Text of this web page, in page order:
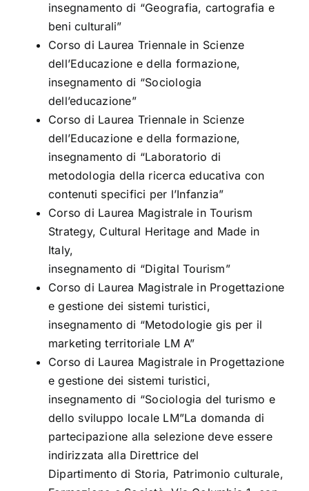
insegnamento di “Geografia, cartografia e
beni culturali”
Corso di Laurea Triennale in Scienze
dell’Educazione e della formazione,
insegnamento di “Sociologia
dell’educazione”
Corso di Laurea Triennale in Scienze
dell’Educazione e della formazione,
insegnamento di “Laboratorio di
metodologia della ricerca educativa con
contenuti specifici per l’Infanzia”
Corso di Laurea Magistrale in Tourism
Strategy, Cultural Heritage and Made in
Italy,
insegnamento di “Digital Tourism”
Corso di Laurea Magistrale in Progettazione
e gestione dei sistemi turistici,
insegnamento di “Metodologie gis per il
marketing territoriale LM A”
Corso di Laurea Magistrale in Progettazione
e gestione dei sistemi turistici,
insegnamento di “Sociologia del turismo e
dello sviluppo locale LM”La domanda di
partecipazione alla selezione deve essere
indirizzata alla Direttrice del
Dipartimento di Storia, Patrimonio culturale,